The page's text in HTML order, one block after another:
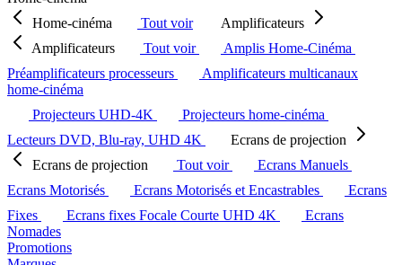
Home-cinéma
Tout voir
Amplificateurs
Amplificateurs
Tout voir
Amplis Home-Cinéma
Préamplificateurs processeurs
Amplificateurs multicanaux
home-cinéma
Projecteurs UHD-4K
Projecteurs home-cinéma
Lecteurs DVD, Blu-ray, UHD 4K
Ecrans de projection
Ecrans de projection
Tout voir
Ecrans Manuels
Ecrans Motorisés
Ecrans Motorisés et Encastrables
Ecrans
Fixes
Ecrans fixes Focale Courte UHD 4K
Ecrans
Nomades
Promotions